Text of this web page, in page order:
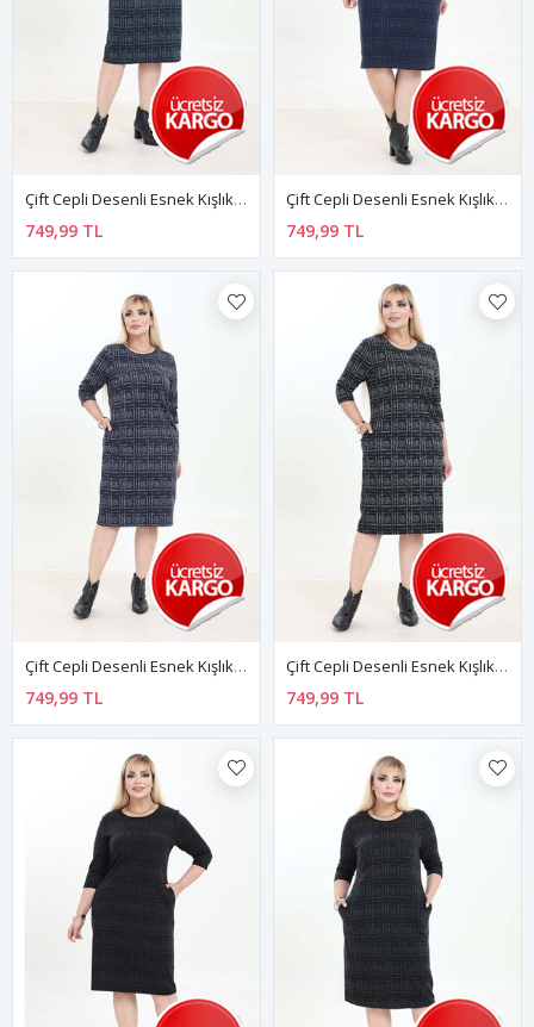
Çift Cepli Desenli Esnek Kışlık Büyük Beden Midi Elbise 21A-2760
749,99 TL
Çift Cepli Desenli Esnek Kışlık Büyük Beden Midi Elbise 29C-2757
749,99 TL
Çift Cepli Desenli Esnek Kışlık Büyük Beden Midi Elbise 21D-2756
749,99 TL
Çift Cepli Desenli Esnek Kışlık Büyük Beden Midi Elbise 4D-2755
749,99 TL